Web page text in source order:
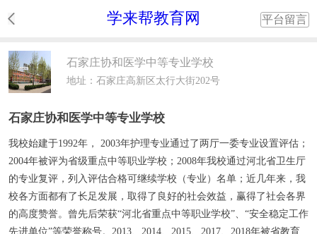
学来帮教育网 平台留言
石家庄协和医学中等专业学校
地址：石家庄高新区太行大街202号
石家庄协和医学中等专业学校
我校始建于1992年， 2003年护理专业通过了两厅一委专业设置评估；
2004年被评为省级重点中等职业学校；2008年我校通过河北省卫生厅
的专业复评，列入评估合格可继续学校（专业）名单；近几年来，我
校各方面都有了长足发展，取得了良好的社会效益，赢得了社会各界
的高度赞誉。曾先后荣获“河北省重点中等职业学校”、“安全稳定工作
先进单位”等荣誉称号。2013、2014、2015、2017、2018年被省教育